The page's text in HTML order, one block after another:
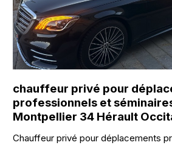
chauffeur privé pour
professionnels et
Montpellier 34 Hérault
Chauffeur privé pour déplacements